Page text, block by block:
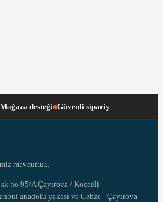
Mağaza desteği Güvenli sipariş
mevcuttur..
no 95/A Çayırova / Kocaeli
anadolu yakası ve Gebze - Çayırova